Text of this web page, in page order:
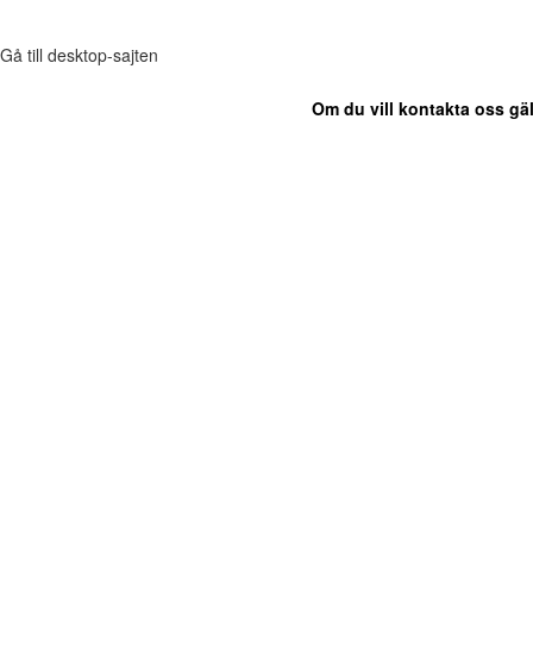
Gå till desktop-sajten
Om du vill kontakta oss